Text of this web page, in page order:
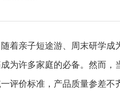
亲子短途游、周末研学成
为许多家庭的必备。然而
评价标准，产品质量参差